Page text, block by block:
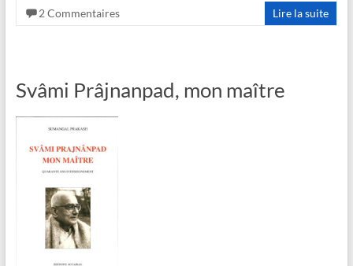
2 Commentaires
Lire la suite
Svâmi Prâjnanpad, mon maître